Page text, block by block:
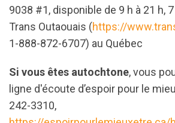
9038 #1, disponible de 9 h à 21 h,
Trans Outaouais (https://
1-888-872-6707) au Québec
Si vous êtes autochtone, vous
ligne d'écoute d’espoir pour le
242-3310,